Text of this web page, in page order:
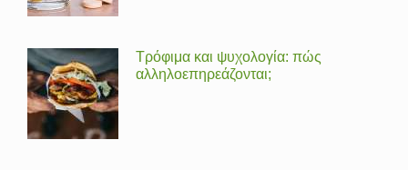
Τρόφιμα και ψυχολογία: πώς
αλληλοεπηρεάζονται;